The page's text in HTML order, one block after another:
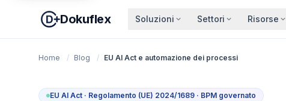
Dokuflex Soluzioni Settori Risorse
Home / Blog / EU AI Act e automazione dei processi
EU AI Act · Regolamento (UE) 2024/1689 · BPM governato